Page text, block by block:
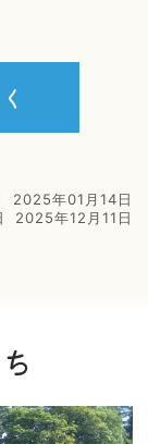
2025年01月14日
2025年12月11日